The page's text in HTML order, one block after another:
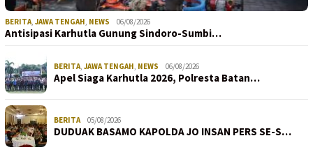
BERITA, JAWA TENGAH, NEWS 06/08/2026
Antisipasi Karhutla Gunung Sindoro-Sumbi…
BERITA, JAWA TENGAH, NEWS 06/08/2026
Apel Siaga Karhutla 2026, Polresta Batan…
BERITA 05/08/2026
DUDUAK BASAMO KAPOLDA JO INSAN PERS SE-S…